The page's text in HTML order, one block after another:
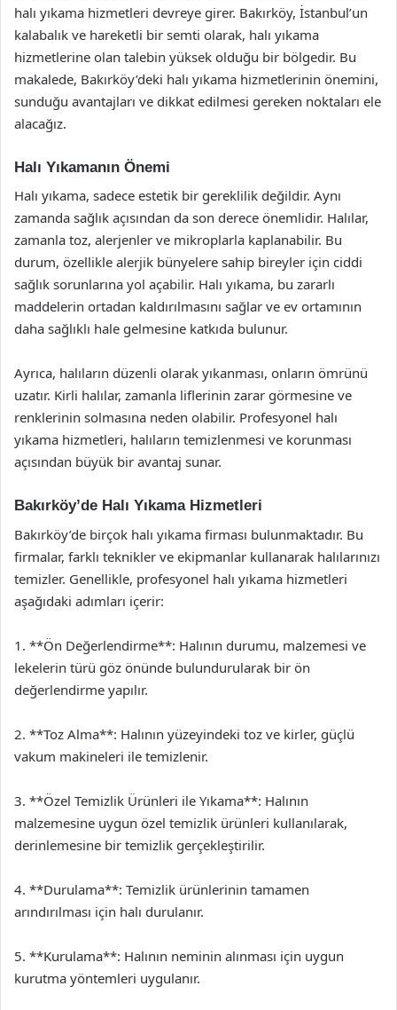
halı yıkama hizmetleri devreye girer. Bakırköy, İstanbul’un
kalabalık ve hareketli bir semti olarak, halı yıkama
hizmetlerine olan talebin yüksek olduğu bir bölgedir. Bu
makalede, Bakırköy’deki halı yıkama hizmetlerinin önemini,
sunduğu avantajları ve dikkat edilmesi gereken noktaları ele
alacağız.
Halı Yıkamanın Önemi
Halı yıkama, sadece estetik bir gereklilik değildir. Aynı
zamanda sağlık açısından da son derece önemlidir. Halılar,
zamanla toz, alerjenler ve mikroplarla kaplanabilir. Bu
durum, özellikle alerjik bünyelere sahip bireyler için ciddi
sağlık sorunlarına yol açabilir. Halı yıkama, bu zararlı
maddelerin ortadan kaldırılmasını sağlar ve ev ortamının
daha sağlıklı hale gelmesine katkıda bulunur.
Ayrıca, halıların düzenli olarak yıkanması, onların ömrünü
uzatır. Kirli halılar, zamanla liflerinin zarar görmesine ve
renklerinin solmasına neden olabilir. Profesyonel halı
yıkama hizmetleri, halıların temizlenmesi ve korunması
açısından büyük bir avantaj sunar.
Bakırköy’de Halı Yıkama Hizmetleri
Bakırköy’de birçok halı yıkama firması bulunmaktadır. Bu
firmalar, farklı teknikler ve ekipmanlar kullanarak halılarınızı
temizler. Genellikle, profesyonel halı yıkama hizmetleri
aşağıdaki adımları içerir:
1. **Ön Değerlendirme**: Halının durumu, malzemesi ve
lekelerin türü göz önünde bulundurularak bir ön
değerlendirme yapılır.
2. **Toz Alma**: Halının yüzeyindeki toz ve kirler, güçlü
vakum makineleri ile temizlenir.
3. **Özel Temizlik Ürünleri ile Yıkama**: Halının
malzemesine uygun özel temizlik ürünleri kullanılarak,
derinlemesine bir temizlik gerçekleştirilir.
4. **Durulama**: Temizlik ürünlerinin tamamen
arındırılması için halı durulanır.
5. **Kurulama**: Halının neminin alınması için uygun
kurutma yöntemleri uygulanır.